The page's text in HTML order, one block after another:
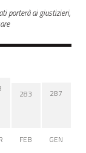
porterà ai giustizieri,
283
FEB
287
GEN